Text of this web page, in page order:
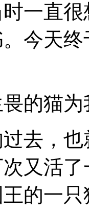
一直
今天
的猫
去，
又活
的一只